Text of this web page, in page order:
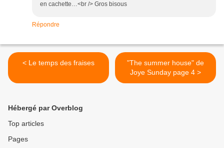
en cachette…<br /> Gros bisous
Répondre
< Le temps des fraises
"The summer house" de
Joye Sunday page 4 >
Hébergé par Overblog
Top articles
Pages